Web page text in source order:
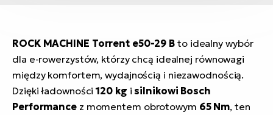
ROCK MACHINE Torrent e50-29 B to idealny wybór
dla e-rowerzystów, którzy chcą idealnej równowagi
między komfortem, wydajnością i niezawodnością.
Dzięki ładowności120 kg isilnikowi Bosch
Performancez momentem obrotowym 65 Nm, ten